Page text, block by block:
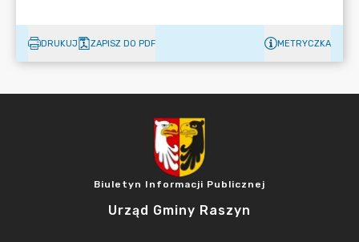
DRUKUJ ZAPISZ DO PDF METRYCZKA
Biuletyn Informacji Publicznej
Urząd Gminy Raszyn